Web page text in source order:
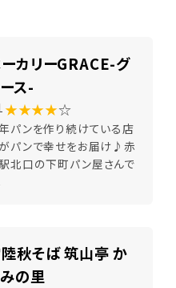
カリーGRACE-グ
ス-
★★★★☆
パンを作り続けている店
パンで幸せをお届け♪赤
北口の下町パン屋さんで
秋そば 筑山亭 か
の里